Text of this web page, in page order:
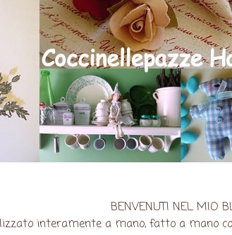
BENVENUTI NEL MIO
interamente a mano, fatto a mano